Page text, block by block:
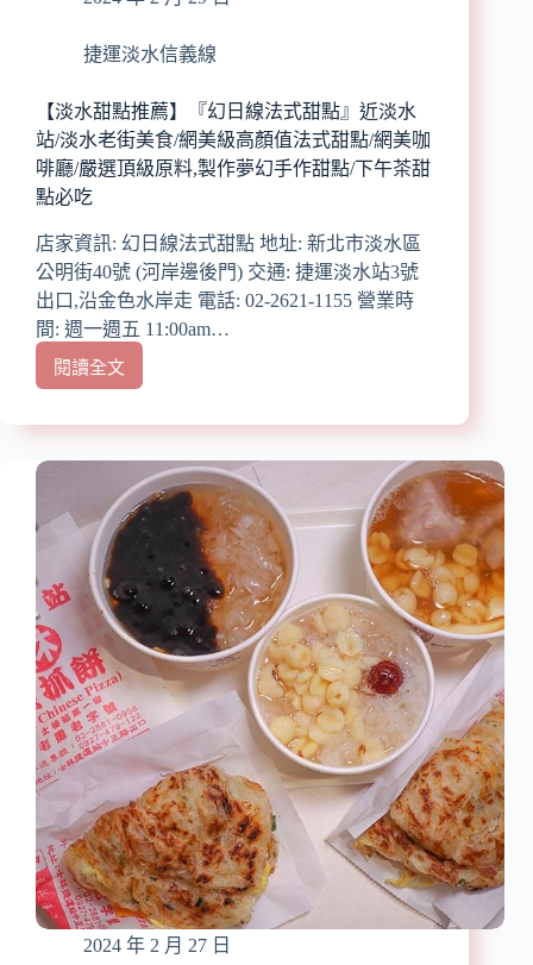
黑
牛、
西
班
牙
伊
利
豬
肉
質
鮮
軟
盛
典
鮮
美
好
澎
湃/
圓
山
聚
餐
推
薦
捷運淡水信義線
【淡水甜點推薦】『幻日線法式甜點』近淡水
站/淡水老街美食/網美級高顏值法式甜點/網美咖
啡廳/嚴選頂級原料,製作夢幻手作甜點/下午茶甜
點必吃
店家資訊: 幻日線法式甜點 地址: 新北市淡水區
公明街40號 (河岸邊後門) 交通: 捷運淡水站3號
出口,沿金色水岸走 電話: 02-2621-1155 營業時
間: 週一週五 11:00am…
閱讀全文
【淡
甜
薦】
『幻
日
線
法
式
甜
點』
近
淡
水
站/
淡
水
老
街
美
食/
網
2024 年 2 月 27 日